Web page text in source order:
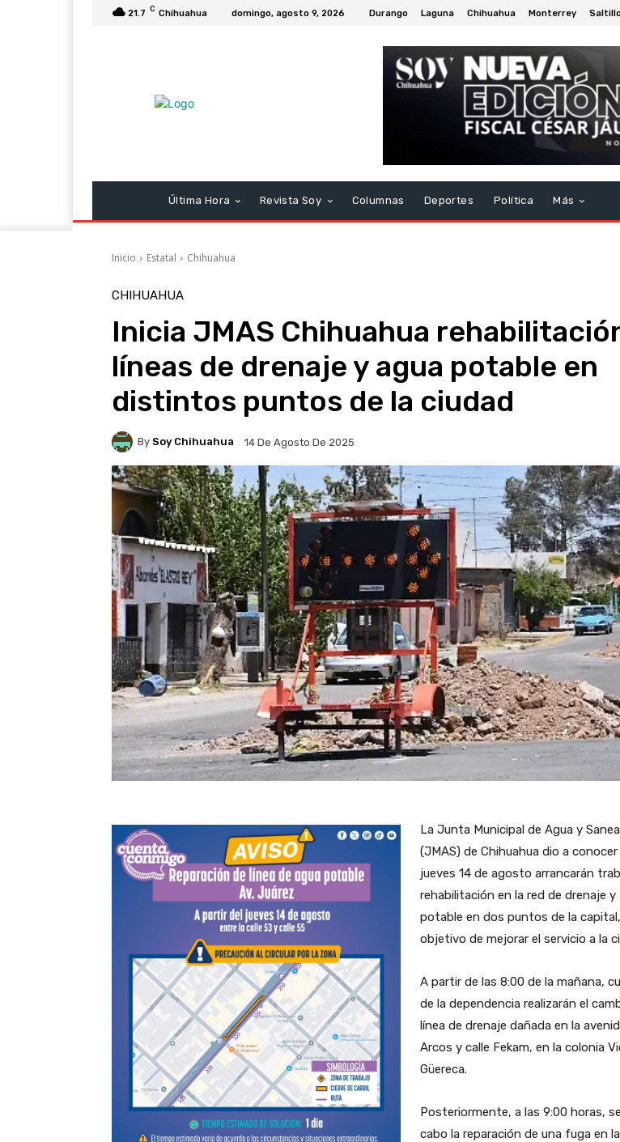
21.7 C Chihuahua domingo, agosto 9, 2026 Durango Laguna Chihuahua Monterrey
Última Hora Revista Soy Columnas Deportes Política Más
Inicio Estatal Chihuahua
CHIHUAHUA
Inicia JMAS Chihuahua
líneas de drenaje y agua potable en
distintos puntos de la ciudad
By Soy Chihuahua 14 De Agosto De 2025
La Junta Municipal de Agua y
(JMAS) de Chihuahua dio a
jueves 14 de agosto arrancarán
rehabilitación en la red de drenaje y
potable en dos puntos de la
objetivo de mejorar el servicio a la
A partir de las 8:00 de la mañana,
de la dependencia realizarán el
línea de drenaje dañada en la
Arcos y calle Fekam, en la colonia
Güereca.
Posteriormente, a las 9:00 horas,
cabo la reparación de una fuga en